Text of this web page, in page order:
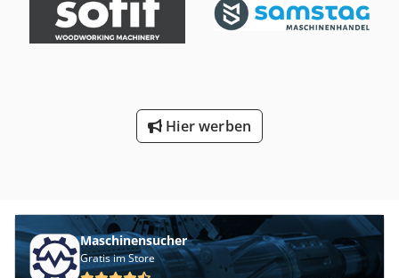
Hier werben
Maschinensucher
Gratis im Store